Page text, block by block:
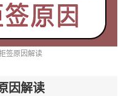
签原因解读
因解读